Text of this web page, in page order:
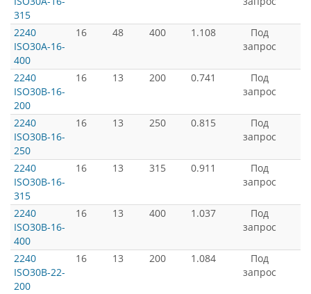
315
2240
ISO30A-16-
400
16 48 400 1.108
Под
запрос
2240
ISO30B-16-
200
16 13 200 0.741
Под
запрос
2240
ISO30B-16-
250
16 13 250 0.815
Под
запрос
2240
ISO30B-16-
315
16 13 315 0.911
Под
запрос
2240
ISO30B-16-
400
16 13 400 1.037
Под
запрос
2240
ISO30B-22-
200
16 13 200 1.084
Под
запрос